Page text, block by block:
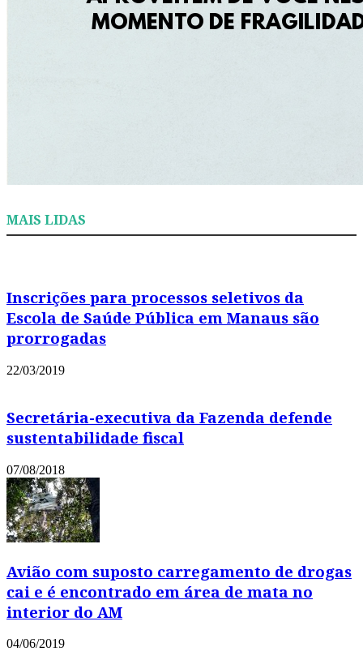
MAIS LIDAS
Inscrições para processos seletivos da
Escola de Saúde Pública em Manaus são
prorrogadas
22/03/2019
Secretária-executiva da Fazenda defende
sustentabilidade fiscal
07/08/2018
Avião com suposto carregamento de drogas
cai e é encontrado em área de mata no
interior do AM
04/06/2019